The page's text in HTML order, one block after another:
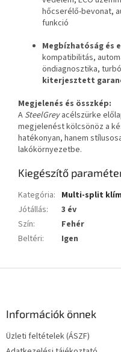
hőcserélő-bevonat,
funkció
Megbízhatóság és
kompatibilitás,
öndiagnosztika,
kiterjesztett
Megjelenés és összkép:
A SteelGreyacélszürke
megjelenést kölcsönöz a
hatékonyan, hanem
lakókörnyezetbe.
Kiegészítő
Kategória: Multi-split
Jótállás:
3 év
Szín:
Fehér
Beltéri: Igen
Információk önnek
Üzleti feltételek (ÁSZF)